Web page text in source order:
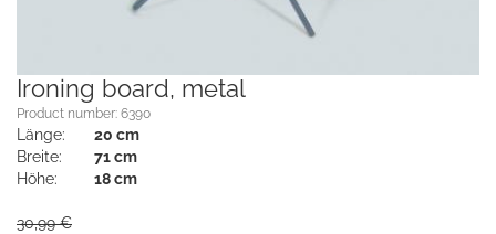
Ironing board, metal
Product number: 6390
Länge:
20 cm
Breite:
71 cm
Höhe:
18 cm
30,99 €